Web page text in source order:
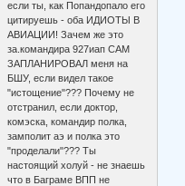
если ты, как Попандопало его
цитируешь - оба ИДИОТЫ В
АВИАЦИИ! Зачем же это
за.командира 927иап САМ
ЗАПЛАНИРОВАЛ меня на
БШУ, если видел такое
"истощение"??? Почему не
отстранил, если доктор,
комэска, командир полка,
замполит аэ и полка это
"проделали"??? Ты
настоящий холуй - не знаешь
что в Баграме ВПП не